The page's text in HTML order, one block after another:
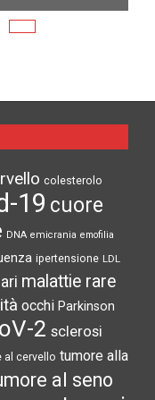
colesterolo
19 cuore
DNA emicrania emofilia
ipertensione LDL
malattie rare
occhi Parkinson
2 sclerosi
al cervello tumore alla
al seno